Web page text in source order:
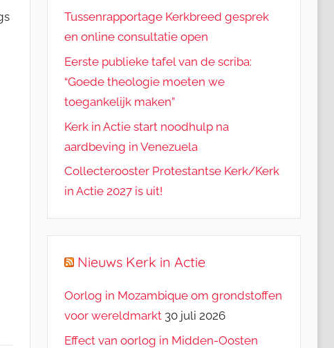
Tussenrapportage Kerkbreed gesprek
en online consultatie open
Eerste publieke tafel van de scriba:
“Goede theologie moeten we
toegankelijk maken”
Kerk in Actie start noodhulp na
aardbeving in Venezuela
Collecterooster Protestantse Kerk/Kerk
in Actie 2027 is uit!
Nieuws Kerk in Actie
Oorlog in Mozambique om grondstoffen
voor wereldmarkt 30 juli 2026
Effect van oorlog in Midden-Oosten